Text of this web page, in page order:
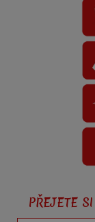
PŘEJETE